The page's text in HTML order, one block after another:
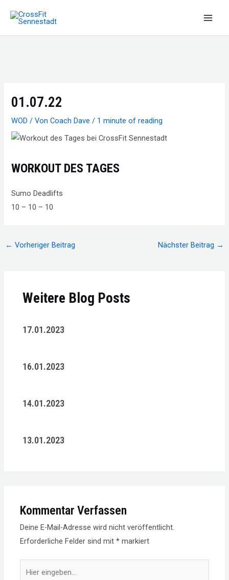
Inhalt
springen
01.07.22
WOD / VonCoach Dave/ 1 minute of reading
WORKOUT DES TAGES
Sumo Deadlifts
10 – 10 – 10
Beitragsnavigation
← Vorheriger Beitrag Nächster Beitrag →
Weitere Blog Posts
17.01.2023
16.01.2023
14.01.2023
13.01.2023
Kommentar Verfassen
Deine E-Mail-Adresse wird nicht veröffentlicht.
Erforderliche Felder sind mit* markiert